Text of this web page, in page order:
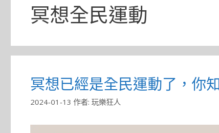
冥想全民運動
冥想已經是全民運動了，你
2024-01-13 作者: 玩樂狂人